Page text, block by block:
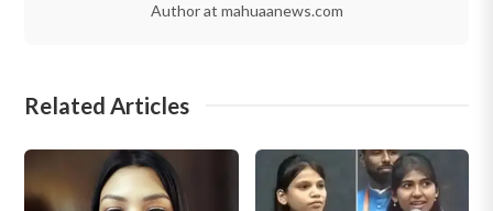
Author at mahuaanews.com
Related Articles